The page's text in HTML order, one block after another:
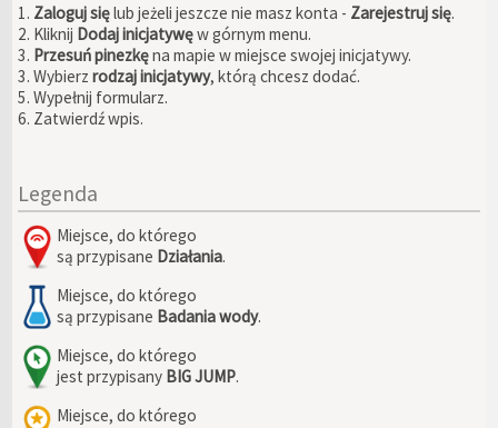
1. Zaloguj sięlub jeżeli jeszcze nie masz konta - Zarejestruj się.
2. Kliknij Dodaj inicjatywęw górnym menu.
3. Przesuń pinezkęna mapie w miejsce swojej inicjatywy.
3. Wybierzrodzaj inicjatywy, którą chcesz dodać.
5. Wypełnij formularz.
6. Zatwierdź wpis.
Legenda
Miejsce, do którego
są przypisane Działania.
Miejsce, do którego
są przypisane Badania wody.
Miejsce, do którego
jest przypisany BIG JUMP.
Miejsce, do którego